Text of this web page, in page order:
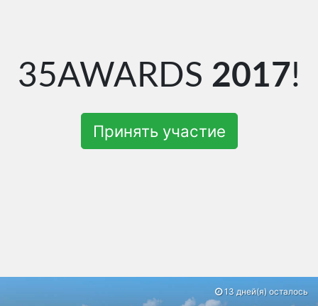
35AWARDS 2017!
Принять участие
13 дней(я) осталось